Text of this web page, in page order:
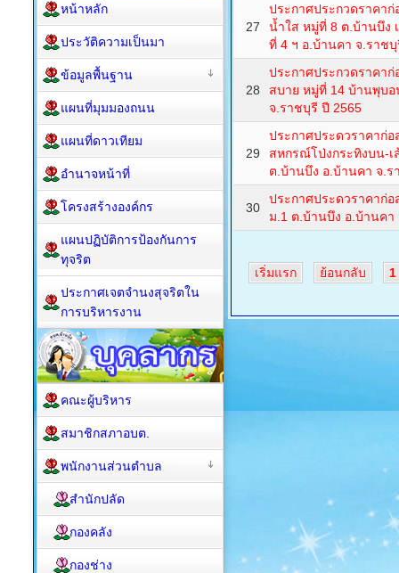
27
ประกาศประกวดราคา
น้ำใส หมู่ที่ 8 ต.บ้านบึง
ที่ 4 ฯ อ.บ้านคา จ.ราช
28
ประกาศประกวดราคา
สบาย หมู่ที่ 14 บ้านพุบ
จ.ราชบุรี ปี 2565
29
ประกาศประดวราคาก่
สหกรณ์โป่งกระทิงบน-เ
ต.บ้านบึง อ.บ้านคา จ.ร
30
ประกาศประดวราคาก่
ม.1 ต.บ้านบึง อ.บ้านคา
เริ่มแรก ย้อนกลับ 1
หน้าหลัก
ประวัติความเป็นมา
ข้อมูลพื้นฐาน
แผนที่มุมมองถนน
แผนที่ดาวเทียม
อำนาจหน้าที่
โครงสร้างองค์กร
แผนปฏิบัติการป้องกันการ
ทุจริต
ประกาศเจตจำนงสุจริตใน
การบริหารงาน
คณะผู้บริหาร
สมาชิกสภาอบต.
พนักงานส่วนตำบล
สำนักปลัด
กองคลัง
กองช่าง